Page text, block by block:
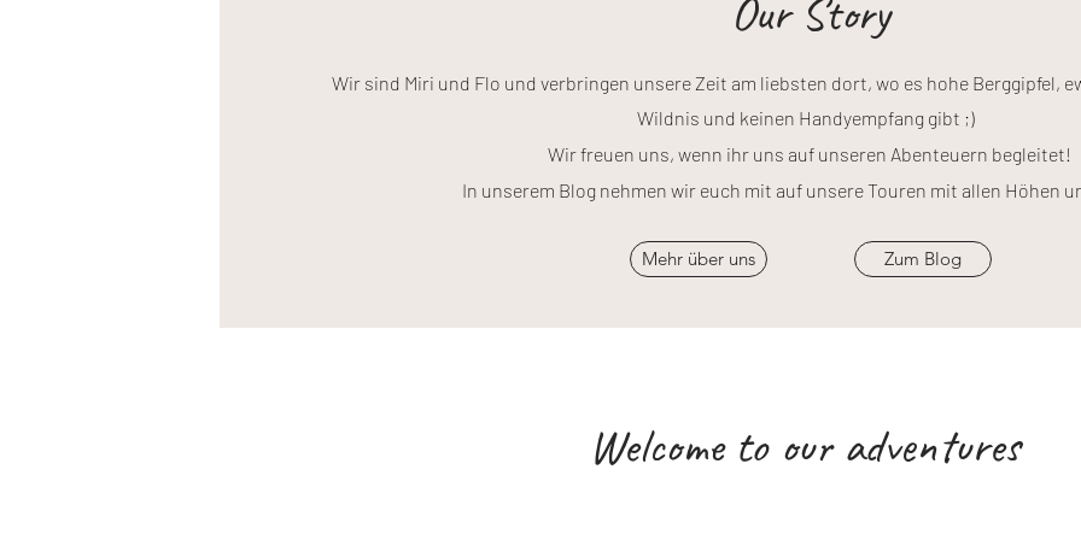
Our Story
Wir sind Miri und Flo und verbringen unsere Zeit am liebsten dort, wo es hohe Berggipfel,
Wildnis und keinen Handyempfang gibt ;)
Wir freuen uns, wenn ihr uns auf unseren Abenteuern begleitet!
In unserem Blog nehmen wir euch mit auf unsere Touren mit allen Höhen
Mehr über uns Zum Blog
Welcome to our adventures